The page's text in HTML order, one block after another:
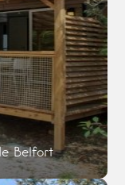
Belfort